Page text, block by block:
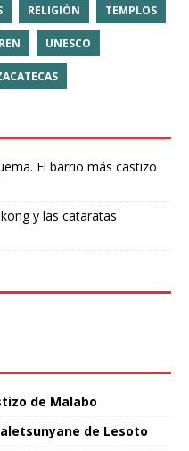
RELIGIÓN TEMPLOS
UNESCO
El barrio más castizo
y las cataratas
de Malabo
de Lesoto